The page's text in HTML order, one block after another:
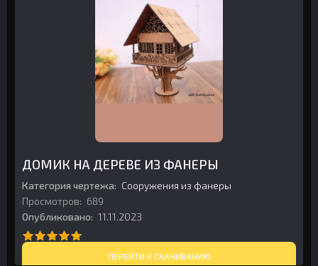
ДОМИК НА ДЕРЕВЕ ИЗ ФАНЕРЫ
Категория чертежа: Сооружения из фанеры
Просмотров: 689
Опубликовано: 11.11.2023
ПЕРЕЙТИ К СКАЧИВАНИЮ